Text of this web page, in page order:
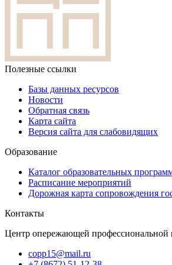
Полезные ссылки
Базы данных ресурсов
Новости
Обратная связь
Карта сайта
Версия сайта для слабовидящих
Образование
Каталог образовательных
Расписание мероприятий
Дорожная карта сопровождения
Контакты
Центр опережающей
copp15@mail.ru